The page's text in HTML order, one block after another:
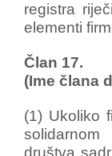
registra
elementi
Član 17.
(Ime člana
(1) Ukoliko
solidarnom
društva